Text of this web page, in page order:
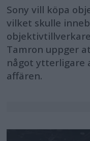
Sony vill köpa
vilket skulle
Tamron uppger
något ytterligare
affären.